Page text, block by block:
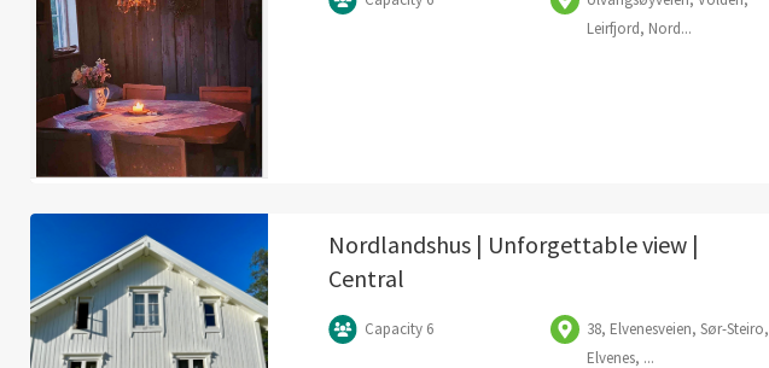
Leirfjord, Nord...
Nordlandshus | Unforgettable view |
Central
Capacity 6
38, Elvenesveien, Sør-Steiro,
Elvenes, ...